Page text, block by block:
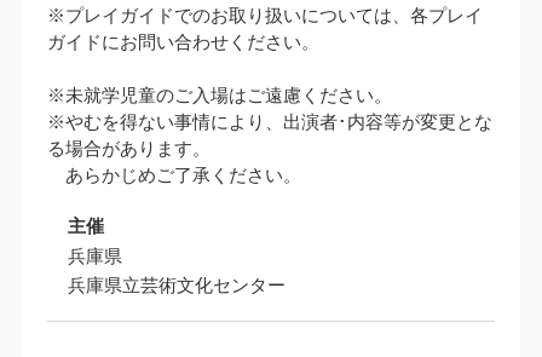
※プレイガイドでのお取り扱いについては、各プレイ
ガイドにお問い合わせください。
※未就学児童のご入場はご遠慮ください。
※やむを得ない事情により、出演者･内容等が変更とな
る場合があります。
あらかじめご了承ください。
主催
兵庫県
兵庫県立芸術文化センター